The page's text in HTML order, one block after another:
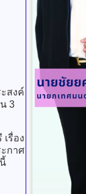
สงค์
3
รื่อง
กาศ